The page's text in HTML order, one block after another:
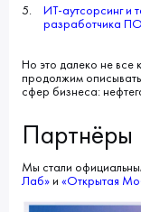
ИТ-аутсорсинг и
разработчика ПО
Но это далеко не
продолжим
сфер бизнеса:
Партнёры
Мы стали
Лаб»и «Открытая